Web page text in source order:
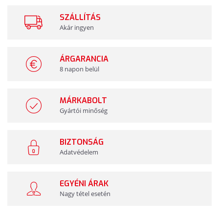
SZÁLLÍTÁS
Akár ingyen
ÁRGARANCIA
8 napon belül
MÁRKABOLT
Gyártói minőség
BIZTONSÁG
Adatvédelem
EGYÉNI ÁRAK
Nagy tétel esetén